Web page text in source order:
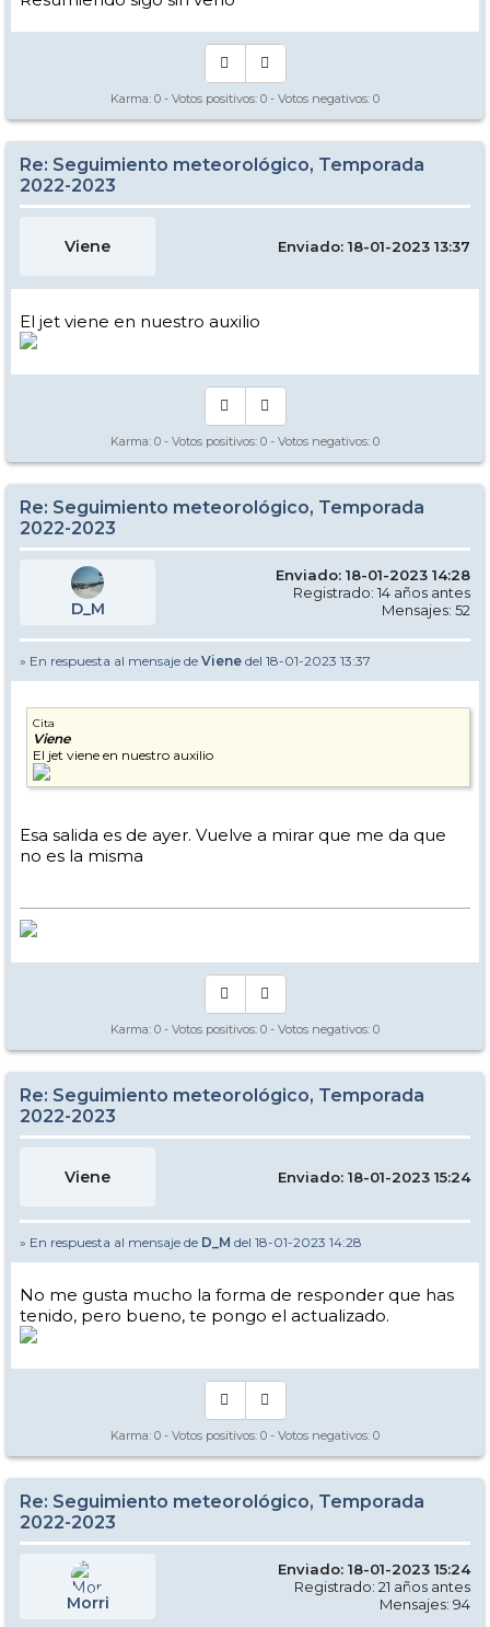
Karma: 0 - Votos positivos: 0 - Votos negativos: 0
Re: Seguimiento meteorológico, Temporada
2022-2023
Viene Enviado: 18-01-2023 13:37
El jet viene en nuestro auxilio
Karma: 0 - Votos positivos: 0 - Votos negativos: 0
Re: Seguimiento meteorológico, Temporada
2022-2023
D_M
Enviado: 18-01-2023 14:28
Registrado: 14 años antes
Mensajes: 52
» En respuesta al mensaje de Viene del 18-01-2023 13:37
Cita
Viene
El jet viene en nuestro auxilio
Esa salida es de ayer. Vuelve a mirar que me da que
no es la misma
Karma: 0 - Votos positivos: 0 - Votos negativos: 0
Re: Seguimiento meteorológico, Temporada
2022-2023
Viene Enviado: 18-01-2023 15:24
» En respuesta al mensaje de D_M del 18-01-2023 14:28
No me gusta mucho la forma de responder que has
tenido, pero bueno, te pongo el actualizado.
Karma: 0 - Votos positivos: 0 - Votos negativos: 0
Re: Seguimiento meteorológico, Temporada
2022-2023
Morri
Enviado: 18-01-2023 15:24
Registrado: 21 años antes
Mensajes: 94